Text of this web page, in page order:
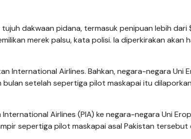
dakwaan pidana, termasuk penipuan lebih dari
merek palsu, kata polisi. Ia diperkirakan akan
International Airlines. Bahkan, negara-negara Uni
setelah sepertiga pilot maskapai itu dilaporkan
Airlines (PIA) ke negara-negara Uni
sepertiga pilot maskapai asal Pakistan tersebut